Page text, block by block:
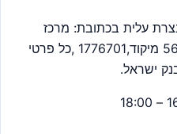
עלית בכתובת: מרכז
מסחרי שו"פ 1 – סניף מספר 560 מיקוד,1776701 ,כל פרטי
ישראל.